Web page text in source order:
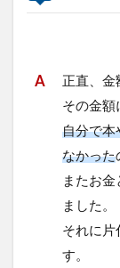
正直、金
その金額
自分で本
なかった
またお
ました。
それに片
す。